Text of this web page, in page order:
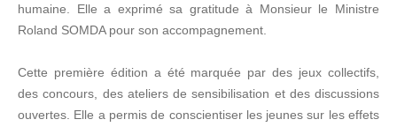
humaine. Elle a exprimé sa gratitude à Monsieur le Ministre
Roland SOMDA pour son accompagnement.
Cette première édition a été marquée par des jeux collectifs,
des concours, des ateliers de sensibilisation et des discussions
ouvertes. Elle a permis de conscientiser les jeunes sur les effets